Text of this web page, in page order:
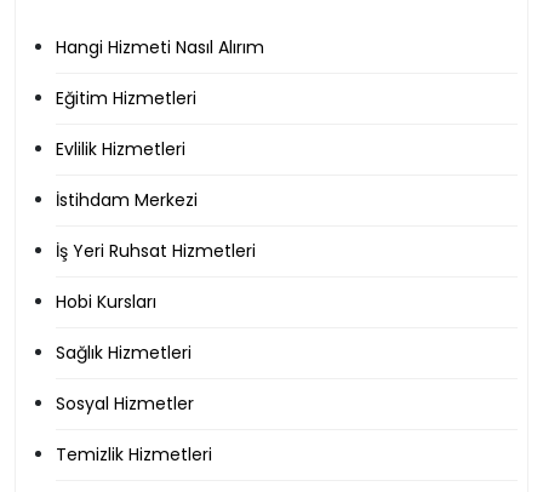
Hangi Hizmeti Nasıl Alırım
Eğitim Hizmetleri
Evlilik Hizmetleri
İstihdam Merkezi
İş Yeri Ruhsat Hizmetleri
Hobi Kursları
Sağlık Hizmetleri
Sosyal Hizmetler
Temizlik Hizmetleri